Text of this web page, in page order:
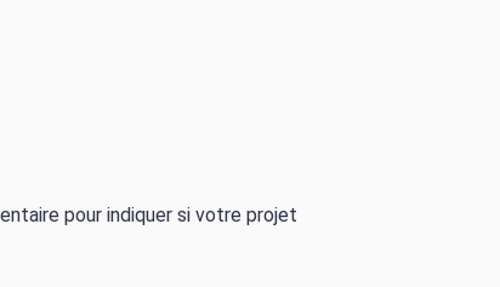
pour indiquer si votre projet